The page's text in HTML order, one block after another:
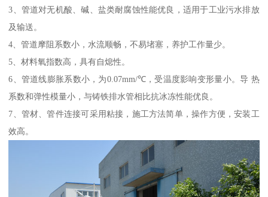
3、管道对无机酸、碱、盐类耐腐蚀性能优良，适用于工业污水排放
及输送。
4、管道摩阻系数小，水流顺畅，不易堵塞，养护工作量少。
5、材料氧指数高，具有自熄性。
6、管道线膨胀系数小，为0.07mm/℃，受温度影响变形量小。导 热
系数和弹性模量小，与铸铁排水管相比抗冰冻性能优良。
7、管材、管件连接可采用粘接，施工方法简单，操作方便，安装工
效高。